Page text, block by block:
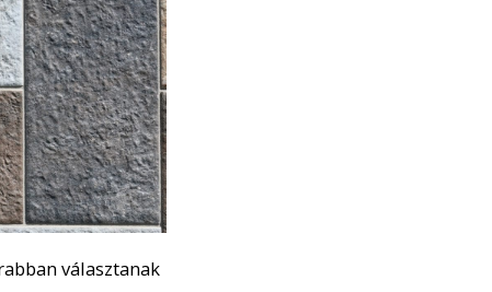
választanak